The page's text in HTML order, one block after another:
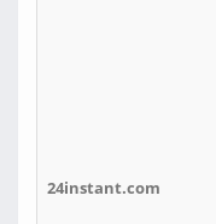
24instant.com